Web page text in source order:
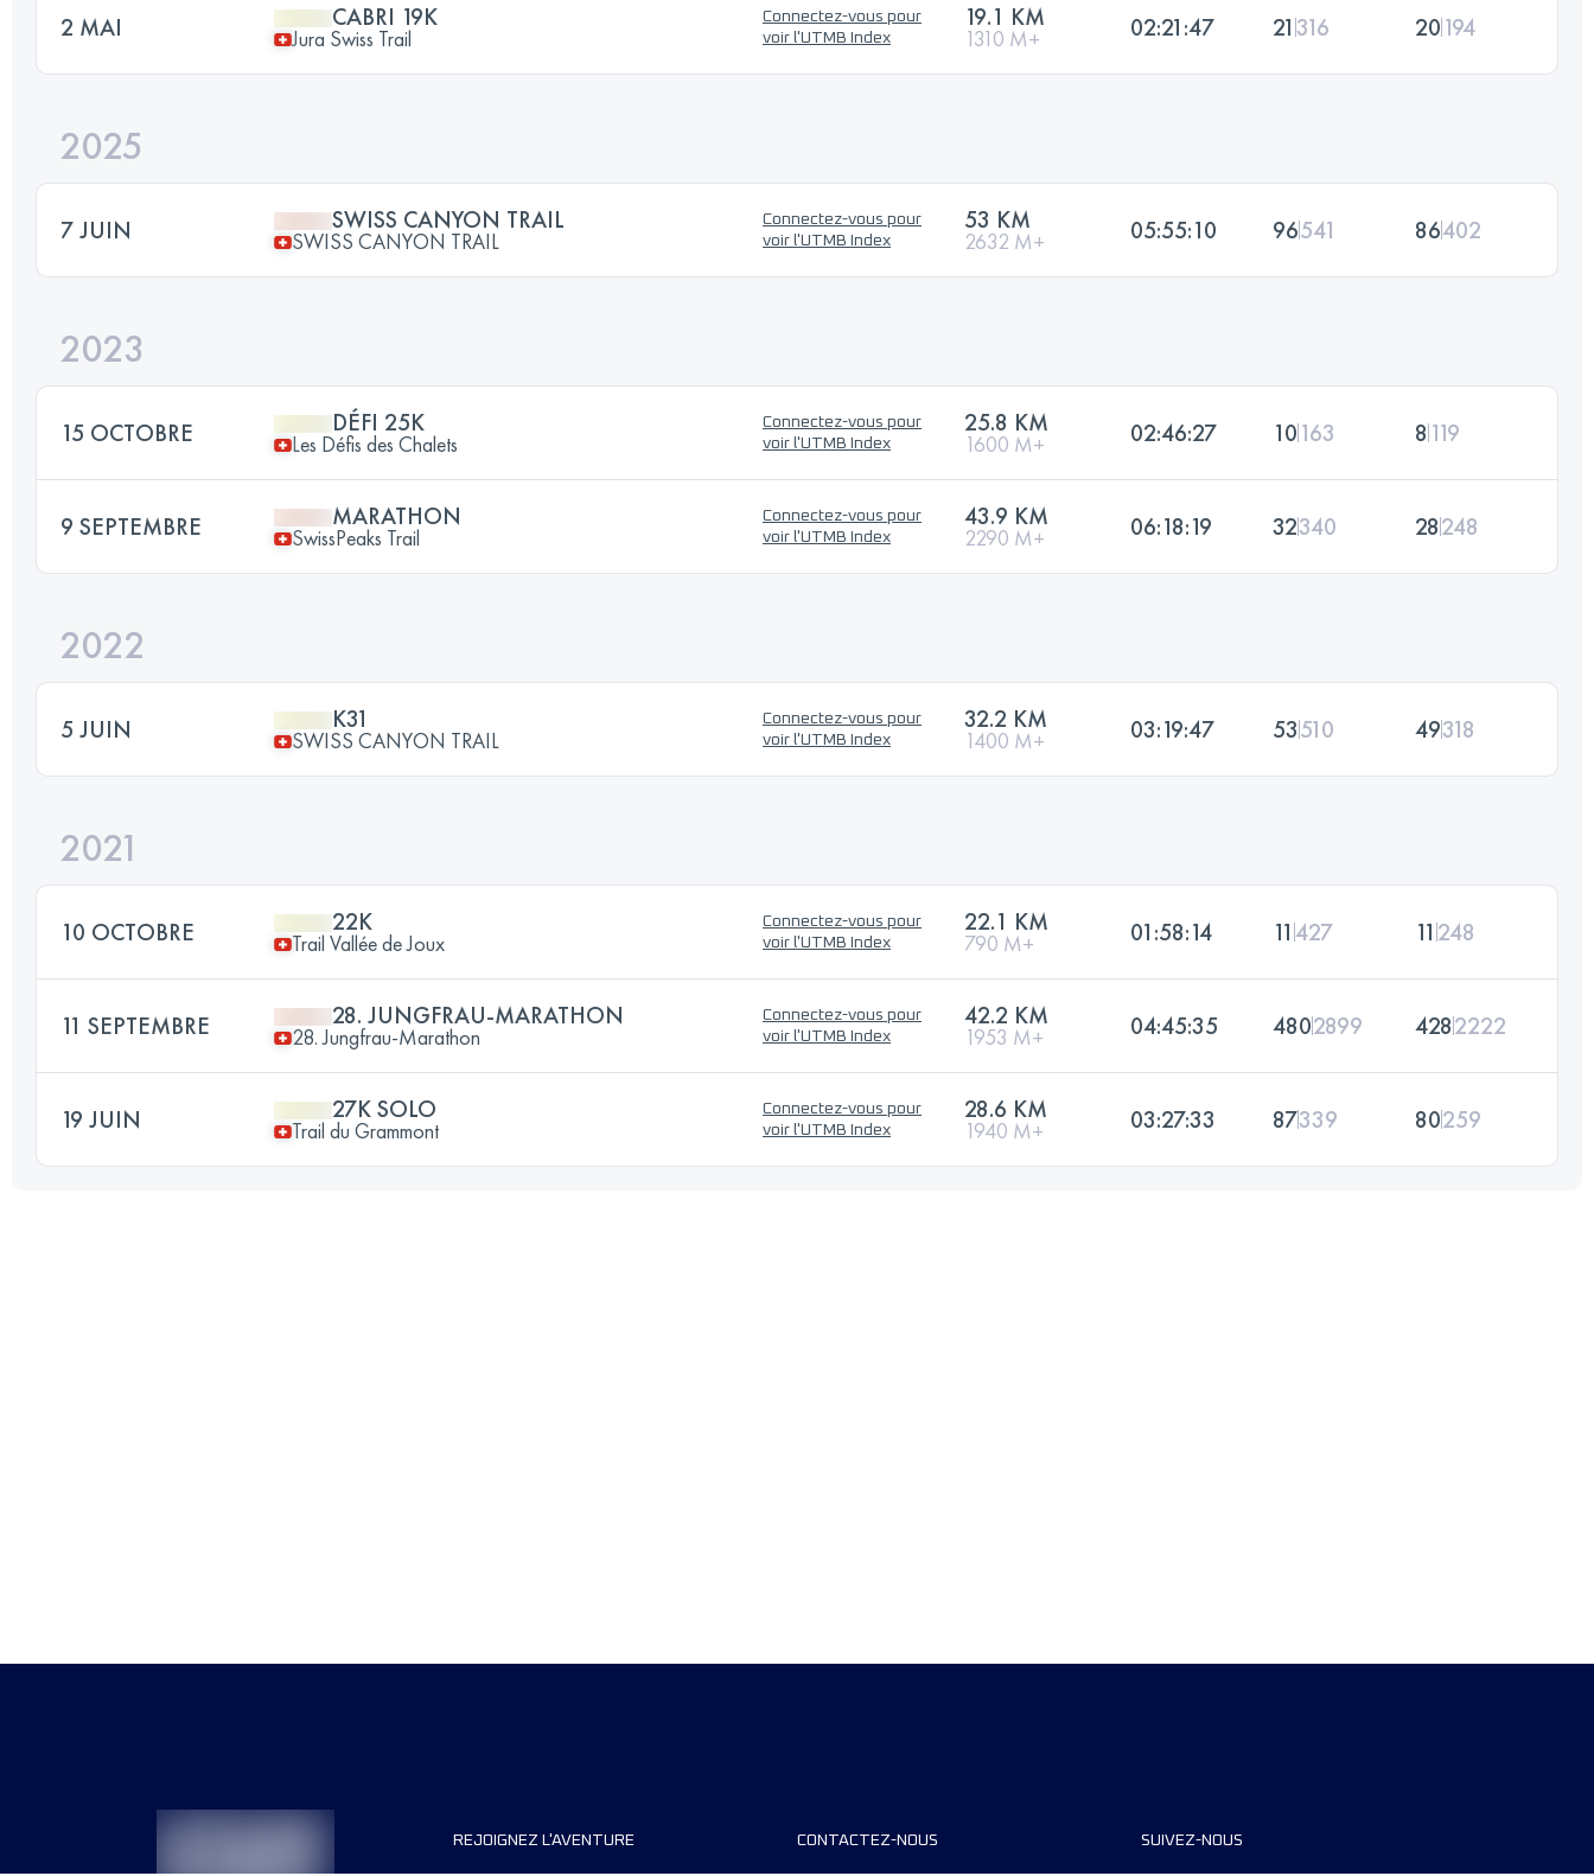
2 MAI CABRI 19K
Jura Swiss Trail
Connectez-vous pour
voir l'UTMB Index
19.1 KM
1310 M+ 02:21:47 21316 20194
2025
7 JUIN SWISS CANYON TRAIL
SWISS CANYON TRAIL
Connectez-vous pour
voir l'UTMB Index
53 KM
2632 M+ 05:55:10 96541 86402
2023
15 OCTOBRE DÉFI 25K
Les Défis des Chalets
Connectez-vous pour
voir l'UTMB Index
25.8 KM
1600 M+ 02:46:27 10163 8 119
9 SEPTEMBRE MARATHON
SwissPeaks Trail
Connectez-vous pour
voir l'UTMB Index
43.9 KM
2290 M+ 06:18:19 32340 28248
2022
5 JUIN K31
SWISS CANYON TRAIL
Connectez-vous pour
voir l'UTMB Index
32.2 KM
1400 M+ 03:19:47 53510 49318
2021
10 OCTOBRE 22K
Trail Vallée de Joux
Connectez-vous pour
voir l'UTMB Index
22.1 KM
790 M+ 01:58:14 11 427 11 248
11 SEPTEMBRE 28. JUNGFRAU-MARATHON
28. Jungfrau-Marathon
Connectez-vous pour
voir l'UTMB Index
42.2 KM
1953 M+ 04:45:35 4802899 4282222
19 JUIN 27K SOLO
Trail du Grammont
Connectez-vous pour
voir l'UTMB Index
28.6 KM
1940 M+ 03:27:33 87339 80259
REJOIGNEZ L'AVENTURE CONTACTEZ-NOUS SUIVEZ-NOUS